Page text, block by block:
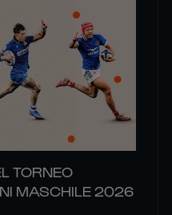
TORNEO
MASCHILE 2026